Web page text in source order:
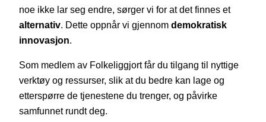
noe ikke lar seg endre, sørger vi for at det finnes et
alternativ. Dette oppnår vi gjennom demokratisk
innovasjon.
Som medlem av Folkeliggjort får du tilgang til nyttige
verktøy og ressurser, slik at du bedre kan lage og
etterspørre de tjenestene du trenger, og påvirke
samfunnet rundt deg.